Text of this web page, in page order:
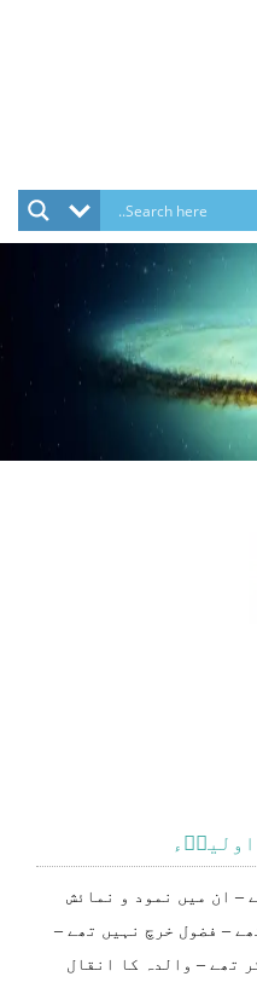
اولیاؒء
– ان میں نمود و نمائش
– فضول خرچ نہیں تھے –
تھے – والدہ کا انقال